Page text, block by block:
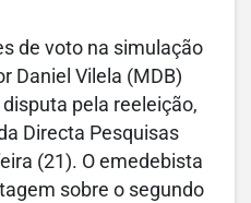
de voto na simulação
Daniel Vilela (MDB)
pela reeleição,
Directa Pesquisas
(21). O emedebista
sobre o segundo